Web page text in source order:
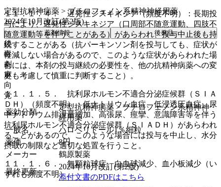
１１．１．４． 遅発性ジスキネジア（頻度不明）：長期投
与により、遅発性ジスキネジア（口周部不随意運動、四肢不
随意運動等を伴うことがある）があらわれ、投与中止後も持
続することがある（抗パーキンソン剤を投与しても、症状が
軽減しない場合があるので、このような症状があらわれた場
合には、本剤の投与継続の必要性を、他の抗精神病薬への変
更も考慮して慎重に判断すること）。
１１．１．５． 抗利尿ホルモン不適合分泌症候群（ＳＩＡ
ＤＨ）（頻度不明）：低ナトリウム血症、低浸透圧血症、尿
中ナトリウム排泄量増加、高張尿、痙攣、意識障害等を伴う
抗利尿ホルモン不適合分泌症候群（ＳＩＡＤＨ）があらわれ
ることがあるので、このような場合には投与を中止し、水分
摂取の制限など適切な処置を行うこと。
１１．１．６． 無顆粒球症、白血球減少、血小板減少（い
ずれも頻度不明）。
定型抗精神病薬 > ブチロフェノン系精神神経用薬
2024年10月改訂(第2版)
薬剤情報 後発品
後
毒
劇
麻
向
覚
薬効分類
定型抗精神病薬 > ブチロフェノン系精神神
経用薬
一般名
ハロペリドール1％細粒
薬価
8円
メーカー
鶴原製薬
最終更新
2024年10月改訂(第2版)
添付文書のPDFはこちら